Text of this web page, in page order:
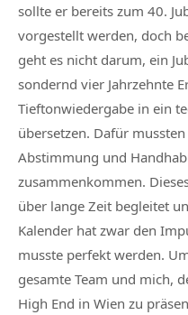
sollte er bereits zum 40.
vorgestellt werden, doch
geht es nicht darum, ein
sondernd vier Jahrzehnte
Tieftonwiedergabe in ein
übersetzen. Dafür
Abstimmung und
zusammenkommen.
über lange Zeit begleitet
Kalender hat zwar den
musste perfekt werden.
gesamte Team und mich,
High End in Wien zu